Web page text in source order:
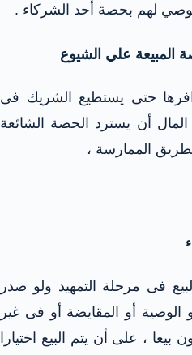
لهم بحصة أحد الشركاء .
المبيعة علي الشيوع
حتى يستطيع الشريك فى
أن يسترد الحصة الشائعة
الممارسة ،
فى مرحلة التمهيد ولو صدر
الوصية أو المقايضة أو فى غير
، على أن يتم البيع اختيارا